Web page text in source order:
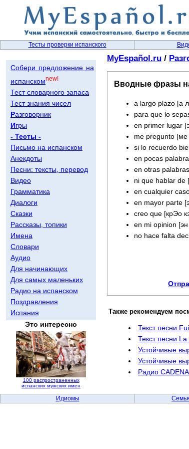
Тесты проверки испанского
Собери предложение на
испанскомnew!
Тест словарного запаса
Тест знания чисел
Разговорник
Игры
- Тесты -
Письмо на испанском
Анекдоты
Песни: тексты, перевод
Видео
Грамматика
Диалоги
Сказки
Рассказы, топики
Имена
Словари
Аудио
Для начинающих
Для самых маленьких
Радио на испанском
Поздравления
Испания
Это интересно
100 распространенных
испанских мужских имен
MyEspañol.ru /
Вводные фразы
a largo plazo [а
para que lo
en primer lugar
me pregunto [ме
si lo recuerdo
en pocas
en otras
ni que hablar de
en cualquier
en mayor parte
creo que [крЭо
en mi opinion
no hace falta
Также рекомендуем
Текст песни
Текст песни
Устойчивые
Устойчивые
Радио
Идиомы